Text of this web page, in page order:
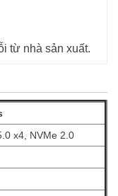
từ nhà sản xuất.
x4, NVMe 2.0